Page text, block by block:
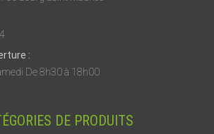
:
De 8h30 à 18h00
DE PRODUITS